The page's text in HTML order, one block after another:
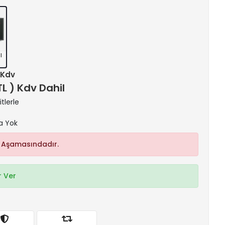
) Kdv Dahil
Yok
Ver